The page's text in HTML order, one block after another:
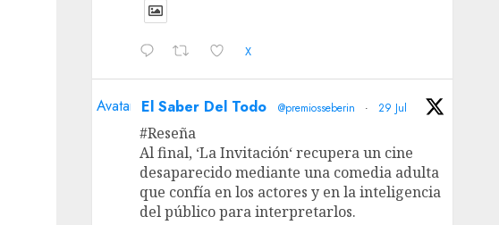
X
Avatar El Saber Del Todo @premiosseberin · 29 Jul
#Reseña
Al final, ‘La Invitación‘ recupera un cine
desaparecido mediante una comedia adulta
que confía en los actores y en la inteligencia
del público para interpretarlos.